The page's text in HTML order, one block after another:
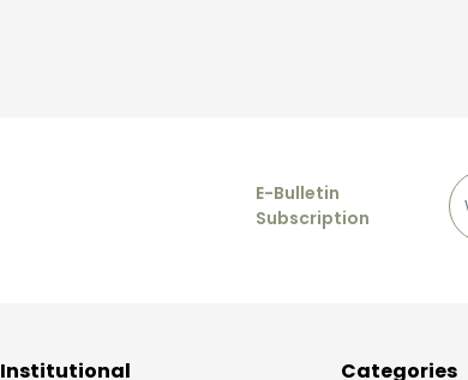
E-Bulletin
Subscription
Institutional Categories